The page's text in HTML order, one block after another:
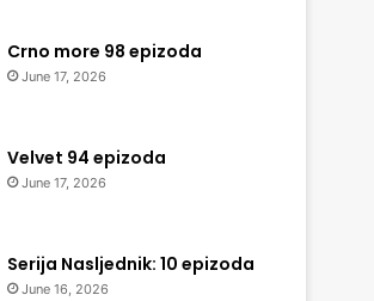
Crno more 98 epizoda
June 17, 2026
Velvet 94 epizoda
June 17, 2026
Serija Nasljednik: 10 epizoda
June 16, 2026